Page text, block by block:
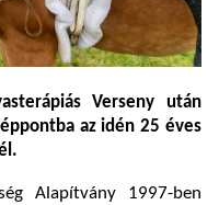
Verseny után
az idén 25 éves
Alapítvány 1997-ben